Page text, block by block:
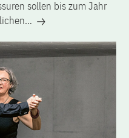
sollen bis zum Jahr